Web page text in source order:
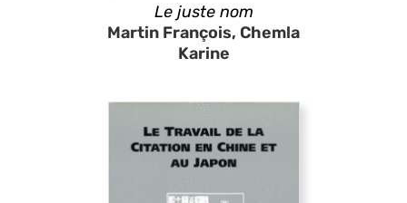
Le juste nom
Martin François, Chemla
Karine